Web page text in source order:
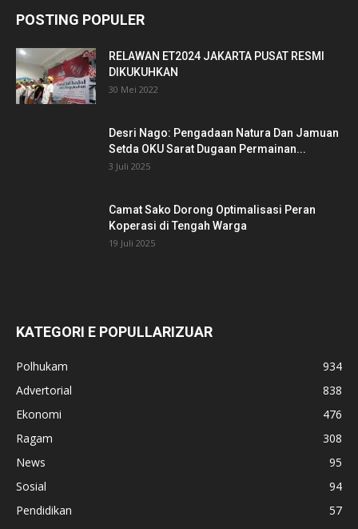
POSTING POPULER
RELAWAN ET2024 JAKARTA PUSAT RESMI
DIKUKUHKAN
30 Mei 2022
Desri Nago: Pengadaan Natura Dan Jamuan
Setda OKU Sarat Dugaan Permainan...
3 Juli 2025
Camat Sako Dorong Optimalisasi Peran
Koperasi di Tengah Warga
19 Juli 2025
KATEGORI E POPULLARIZUAR
Polhukam
934
Advertorial
838
Ekonomi
476
Ragam
308
News
95
Sosial
94
Pendidikan
57